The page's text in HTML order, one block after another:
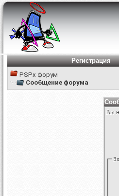
Регистрация
PSPx форум
Сообщение форума
Вы